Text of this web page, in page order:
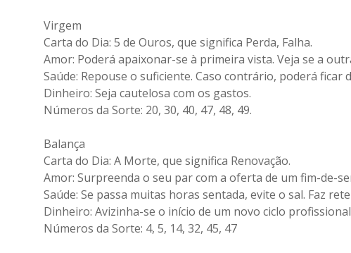
Virgem
Carta do Dia: 5 de Ouros, que significa Perda, Falha.
Amor: Poderá apaixonar-se à primeira vista. Veja se a
Saúde: Repouse o suficiente. Caso contrário, poderá ficar
Dinheiro: Seja cautelosa com os gastos.
Números da Sorte: 20, 30, 40, 47, 48, 49.
Balança
Carta do Dia: A Morte, que significa Renovação.
Amor: Surpreenda o seu par com a oferta de um fim-de-
Saúde: Se passa muitas horas sentada, evite o sal. Faz
Dinheiro: Avizinha-se o início de um novo ciclo
Números da Sorte: 4, 5, 14, 32, 45, 47